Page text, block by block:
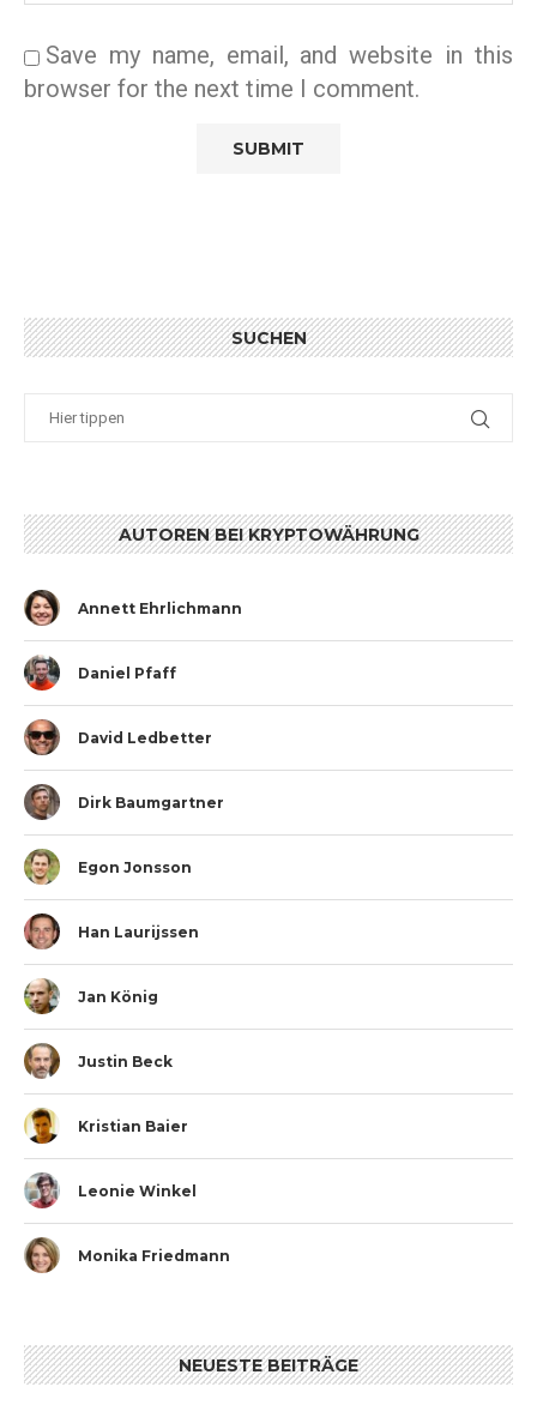
Save my name, email, and website in this
browser for the next time I comment.
SUCHEN
AUTOREN BEI KRYPTOWÄHRUNG
Annett Ehrlichmann
Daniel Pfaff
David Ledbetter
Dirk Baumgartner
Egon Jonsson
Han Laurijssen
Jan König
Justin Beck
Kristian Baier
Leonie Winkel
Monika Friedmann
NEUESTE BEITRÄGE